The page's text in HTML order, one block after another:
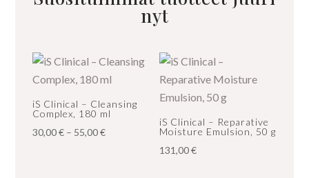
nyt
iS Clinical – Cleansing
Complex, 180 ml
30,00€ – 55,00€Hintaluokka:
iS Clinical – Reparative
Moisture Emulsion, 50 g
131,00€